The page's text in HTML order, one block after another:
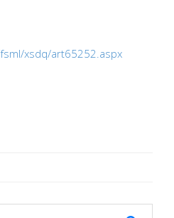
xsdq/art65252.aspx